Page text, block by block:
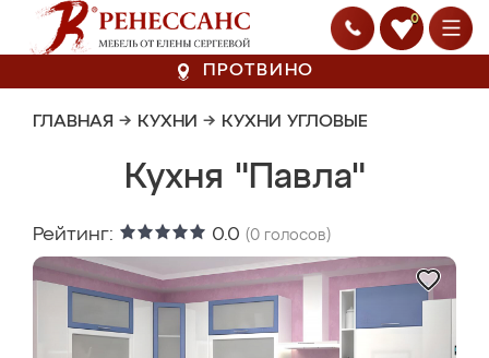
0
ПРОТВИНО
ГЛАВНАЯ → КУХНИ → КУХНИ УГЛОВЫЕ
Кухня "Павла"
Рейтинг: 0.0 (0 голосов)